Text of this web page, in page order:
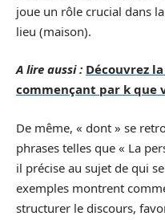
joue un rôle crucial dans
lieu (maison).
A lire aussi : Découvrez
commençant par k que
De même, « dont » se
phrases telles que « La
il précise au sujet de qui
exemples montrent
structurer le discours,